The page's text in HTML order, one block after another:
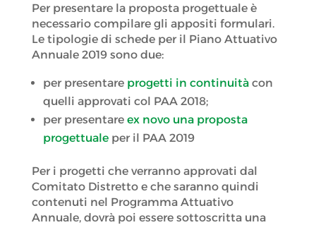
Per presentare la proposta progettuale è
necessario compilare gli appositi formulari.
Le tipologie di schede per il Piano Attuativo
Annuale 2019 sono due:
per presentare progetti in continuitàcon
quelli approvati col PAA 2018;
per presentare ex novo una proposta
progettualeper il PAA 2019
Per i progetti che verranno approvati dal
Comitato Distretto e che saranno quindi
contenuti nel Programma Attuativo
Annuale, dovrà poi essere sottoscritta una